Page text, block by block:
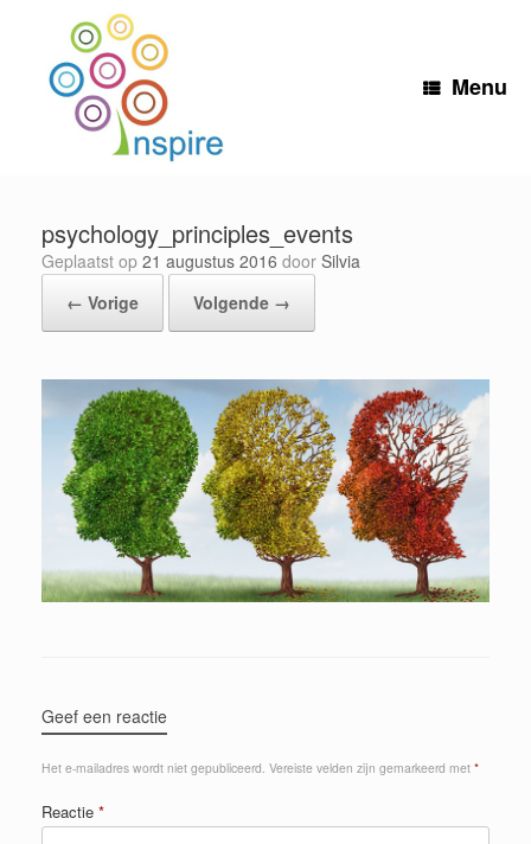
Menu
psychology_principles_events
Geplaatst op 21 augustus 2016 door Silvia
← Vorige
Volgende →
Geef een reactie
Het e-mailadres wordt niet gepubliceerd. Vereiste velden zijn gemarkeerd met *
Reactie *